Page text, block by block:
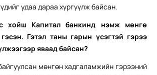
удаа дараа хүргүүлж байсан.
хойш Капитал банкинд нэмж мөнгө
Гэтэл таны гарын үсэгтэй гэрээ
яваад байсан?
мөнгөн хадгаламжийн гэрээний